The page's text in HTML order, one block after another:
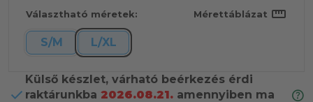
Választható méretek: Mérettáblázat straighten
S/M L/XL
Külső készlet, várható beérkezés érdi
raktárunkba 2026.08.21. amennyiben ma